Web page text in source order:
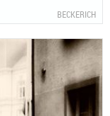
BECKERICH